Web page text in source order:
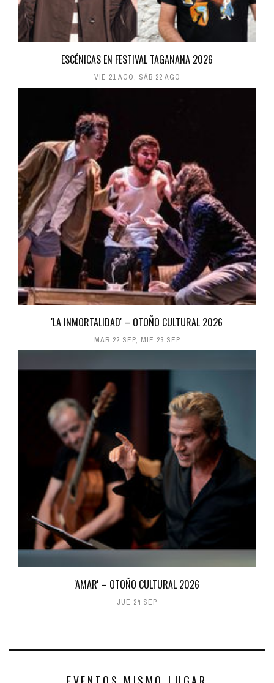
ESCÉNICAS EN FESTIVAL TAGANANA 2026
VIE 21 AGO, SÁB 22 AGO
'LA INMORTALIDAD' – OTOÑO CULTURAL 2026
MAR 22 SEP, MIÉ 23 SEP
'AMAR' – OTOÑO CULTURAL 2026
JUE 24 SEP